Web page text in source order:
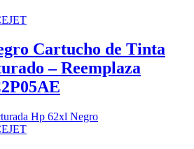
Cartucho de Tinta
– Reemplaza